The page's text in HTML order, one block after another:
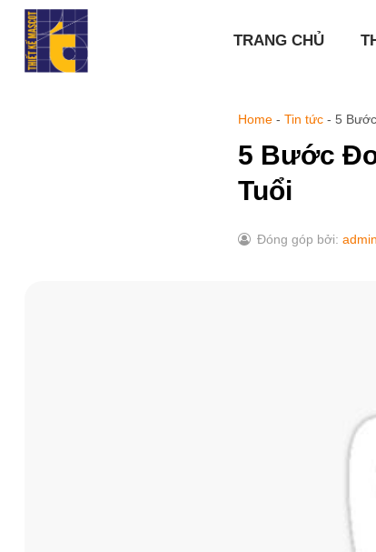
Chuyển
TRANG CHỦ
Home - Tin tức - 5
5 Bước
Tuổi
Đóng góp bởi: admin